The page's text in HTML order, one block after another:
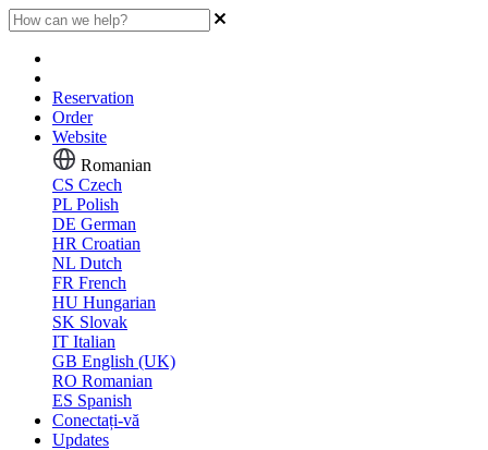
Reservation
Order
Website
Romanian
CS Czech
PL Polish
DE German
HR Croatian
NL Dutch
FR French
HU Hungarian
SK Slovak
IT Italian
GB English (UK)
RO Romanian
ES Spanish
Conectați-vă
Updates